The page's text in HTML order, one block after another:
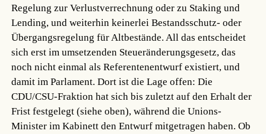
Regelung zur Verlustverrechnung oder zu Staking und
Lending, und weiterhin keinerlei Bestandsschutz- oder
Übergangsregelung für Altbestände. All das entscheidet
sich erst im umsetzenden Steueränderungsgesetz, das
noch nicht einmal als Referentenentwurf existiert, und
damit im Parlament. Dort ist die Lage offen: Die
CDU/CSU-Fraktion hat sich bis zuletzt auf den Erhalt der
Frist festgelegt (siehe oben), während die Unions-
Minister im Kabinett den Entwurf mitgetragen haben. Ob